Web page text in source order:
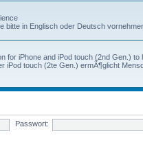
bitte in Englisch oder Deutsch
for iPhone and iPod touch (2nd Gen.)
iPod touch (2te Gen.) ermÃ¶glicht
Passwort: